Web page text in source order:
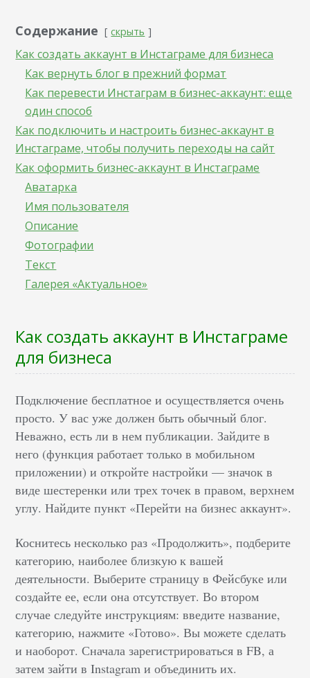
Содержание скрыть
Как создать аккаунт в Инстаграме для бизнеса
Как вернуть блог в прежний формат
Как перевести Инстаграм в бизнес-аккаунт: еще
один способ
Как подключить и настроить бизнес-аккаунт в
Инстаграме, чтобы получить переходы на сайт
Как оформить бизнес-аккаунт в Инстаграме
Аватарка
Имя пользователя
Описание
Фотографии
Текст
Галерея «Актуальное»
Как создать аккаунт в Инстаграме
для бизнеса
Подключение бесплатное и осуществляется очень
просто. У вас уже должен быть обычный блог.
Неважно, есть ли в нем публикации. Зайдите в
него (функция работает только в мобильном
приложении) и откройте настройки –– значок в
виде шестеренки или трех точек в правом, верхнем
углу. Найдите пункт «Перейти на бизнес аккаунт».
Коснитесь несколько раз «Продолжить», подберите
категорию, наиболее близкую к вашей
деятельности. Выберите страницу в Фейсбуке или
создайте ее, если она отсутствует. Во втором
случае следуйте инструкциям: введите название,
категорию, нажмите «Готово». Вы можете сделать
и наоборот. Сначала зарегистрироваться в FB, а
затем зайти в Instagram и объединить их.